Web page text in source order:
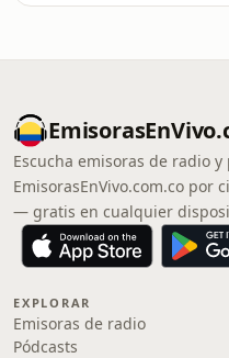
Escucha emisoras de radio y
EmisorasEnVivo.com.co por
— gratis en cualquier
EXPLORAR
Emisoras de radio
Pódcasts